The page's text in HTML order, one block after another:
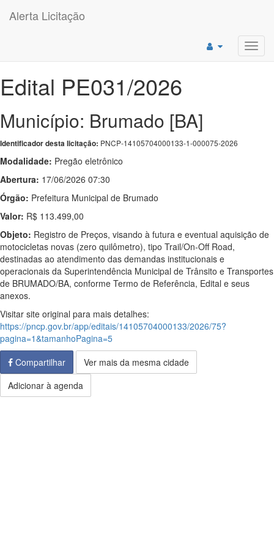
Alerta Licitação
Edital PE031/2026
Município: Brumado [BA]
Identificador desta licitação: PNCP-14105704000133-1-000075-2026
Modalidade: Pregão eletrônico
Abertura: 17/06/2026 07:30
Órgão: Prefeitura Municipal de Brumado
Valor: R$ 113.499,00
Objeto: Registro de Preços, visando à futura e eventual aquisição de
motocicletas novas (zero quilômetro), tipo Trail/On-Off Road,
destinadas ao atendimento das demandas institucionais e
operacionais da Superintendência Municipal de Trânsito e Transportes
de BRUMADO/BA, conforme Termo de Referência, Edital e seus
anexos.
Visitar site original para mais detalhes:
https://pncp.gov.br/app/editais/14105704000133/2026/75?
pagina=1&tamanhoPagina=5
Compartilhar
Ver mais da mesma cidade
Adicionar à agenda